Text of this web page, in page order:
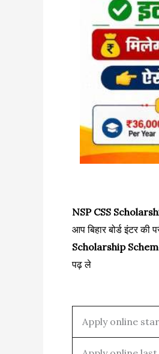
NSP CSS
आप बिहार बोर्ड इंटर की
Scholarship
पढ़ ले
Apply online